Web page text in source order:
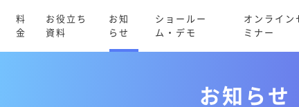
料
金
お役立ち
資料
お知
らせ
ショールー
ム・デモ
オンライン
ミナー
お知らせ